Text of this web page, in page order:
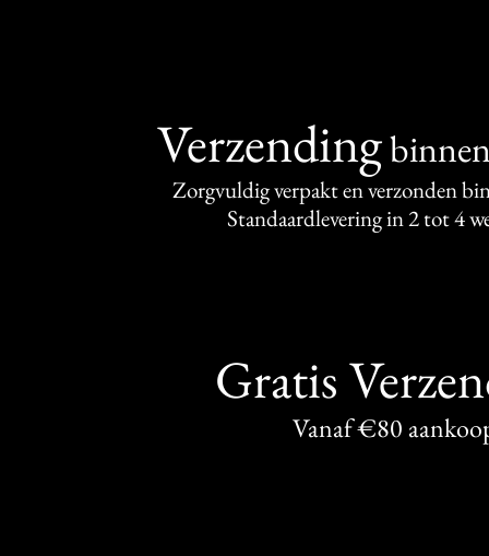
Verzending
Zorgvuldig verpakt en verzonden
Standaardlevering in 2 tot 4
Gratis
Vanaf €80